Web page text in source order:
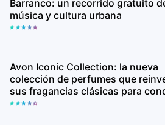
Barranco: un recorrido gratuito
música y cultura urbana
Avon Iconic Collection: la nueva
colección de perfumes que
sus fragancias clásicas para
nuevas generaciones